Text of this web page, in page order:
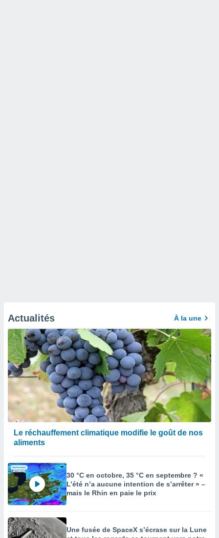
Actualités À la une
Le réchauffement climatique modifie le goût de nos
aliments
30 °C en octobre, 35 °C en septembre ? «
L’été n’a aucune intention de s’arrêter » –
mais le Rhin en paie le prix
Une fusée de SpaceX s’écrase sur la Lune